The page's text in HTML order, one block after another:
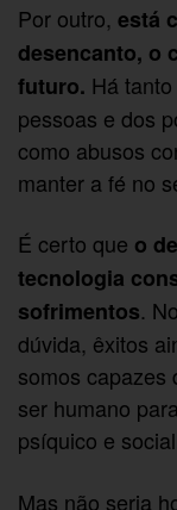
Por outro,está
desencanto, o
futuro. Há
pessoas e dos
como abusos
manter a fé no
É certo que o
tecnologia
sofrimentos.
dúvida, êxitos
somos capazes
ser humano
psíquico e
Mas não seria